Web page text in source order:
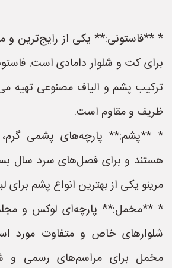
* **فاستونی:** یکی از رایج‌ترین و
برای کت و شلوار دامادی است.
ترکیب پشم و الیاف مصنوعی تهیه
ظریف و مقاوم است.
* **پشم:** پارچه‌های پشمی گرم،
هستند و برای فصل‌های سرد سال
مرینو یکی از بهترین انواع پشم
* **مخمل:** پارچه‌ای لوکس و
شلوارهای خاص و متفاوت مورد
مخمل برای مراسم‌های رسمی